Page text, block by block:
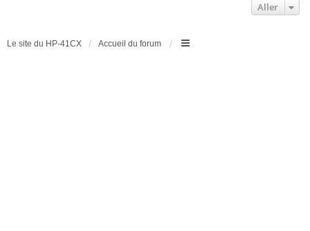
Aller
Le site du HP-41CX Accueil du forum